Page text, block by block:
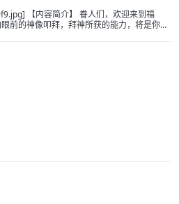
【内容简介】 眷人们，欢迎来到福
前的神像叩拜，拜神所获的能力，将是你们
作者：幻梦猎人，起点中文网作者，代表
诡异分解指南》《天灾疯人院》《基因收容
：
1CTpsB1_Ju5NwzAhO0MvwZQ?pwd=9a1v
s/ffe07719ebb3?pwd=aUYh 移动：